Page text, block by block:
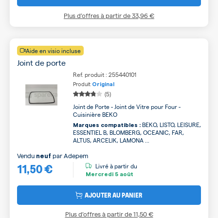
Plus d’offres à partir de33,96 €
Aide en visio incluse
Joint de porte
Ref. produit : 255440101
Produit Original
(5)
Joint de Porte - Joint de Vitre pour Four -
Cuisinière BEKO
Marques compatibles : BEKO, LISTO, LEISURE,
ESSENTIEL B, BLOMBERG, OCEANIC, FAR,
ALTUS, ARCELIK, LAMONA ...
11,50 €
Vendu neuf parAdepem
Livré à partir du
Mercredi 5 août
AJOUTER AU PANIER
Plus d’offres à partir de11,50 €